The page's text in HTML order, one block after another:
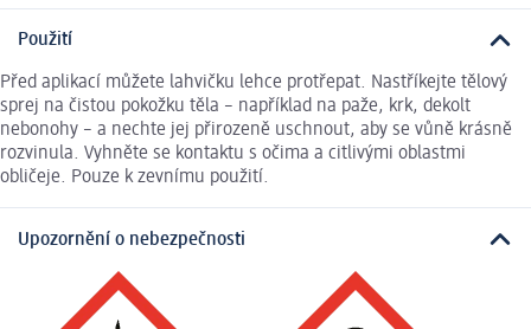
Použití
Před aplikací můžete lahvičku lehce protřepat. Nastříkejte tělový
sprej na čistou pokožku těla – například na paže, krk, dekolt
nebonohy – a nechte jej přirozeně uschnout, aby se vůně krásně
rozvinula. Vyhněte se kontaktu s očima a citlivými oblastmi
obličeje. Pouze k zevnímu použití.
Upozornění o nebezpečnosti